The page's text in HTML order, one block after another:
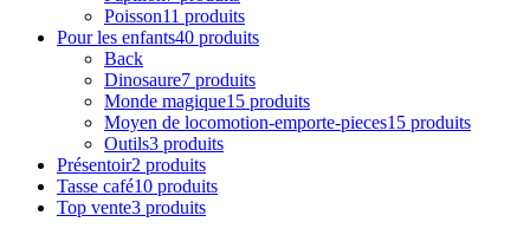
Poisson11 produits
Pour les enfants40 produits
Back
Dinosaure7 produits
Monde magique15 produits
Moyen de locomotion-emporte-pieces15 produits
Outils3 produits
Présentoir2 produits
Tasse café10 produits
Top vente3 produits